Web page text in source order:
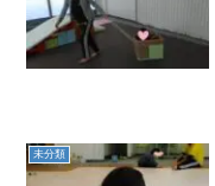
未分類